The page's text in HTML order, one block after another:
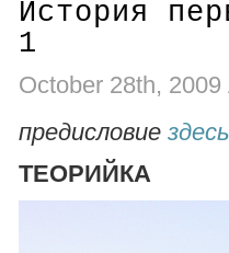
История
1
October 28th,
предисловие здесь
ТЕОРИЙКА